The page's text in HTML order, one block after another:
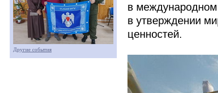
в
в утверждении
ценностей.
Другие события